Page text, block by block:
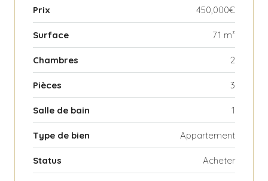
Prix 450,000€
Surface 71 m²
Chambres 2
Pièces 3
Salle de bain 1
Type de bien Appartement
Status Acheter